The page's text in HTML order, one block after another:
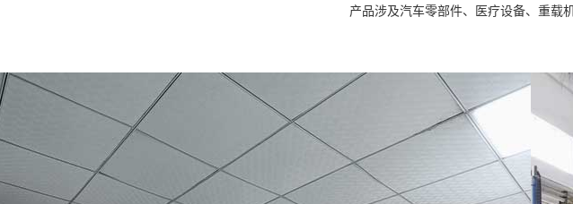
产品涉及汽车零部件、医疗设备、重载